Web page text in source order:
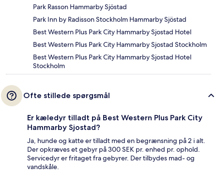
Park Rasson Hammarby Sjöstad
Park Inn by Radisson Stockholm Hammarby Sjöstad
Best Western Plus Park City Hammarby Sjostad Hotel
Best Western Plus Park City Hammarby Sjostad Stockholm
Best Western Plus Park City Hammarby Sjostad Hotel
Stockholm
Ofte stillede spørgsmål
Er kæledyr tilladt på Best Western Plus Park City
Hammarby Sjostad?
Ja, hunde og katte er tilladt med en begrænsning på 2 i alt.
Der opkræves et gebyr på 300 SEK pr. enhed pr. ophold.
Servicedyr er fritaget fra gebyrer. Der tilbydes mad- og
vandskåle.